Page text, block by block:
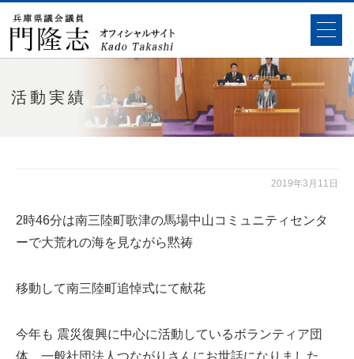
活動実績
2019年3月11日
2時46分は南三陸町歌津の馬場中山コミュニティセンタ
ーで大荒れの海を見ながら黙祷
移動して南三陸町追悼式にて献花
今年も 震災復興に中心に活動しているボランティア団
体、一般社団法人つながりさんにお世話になりました。